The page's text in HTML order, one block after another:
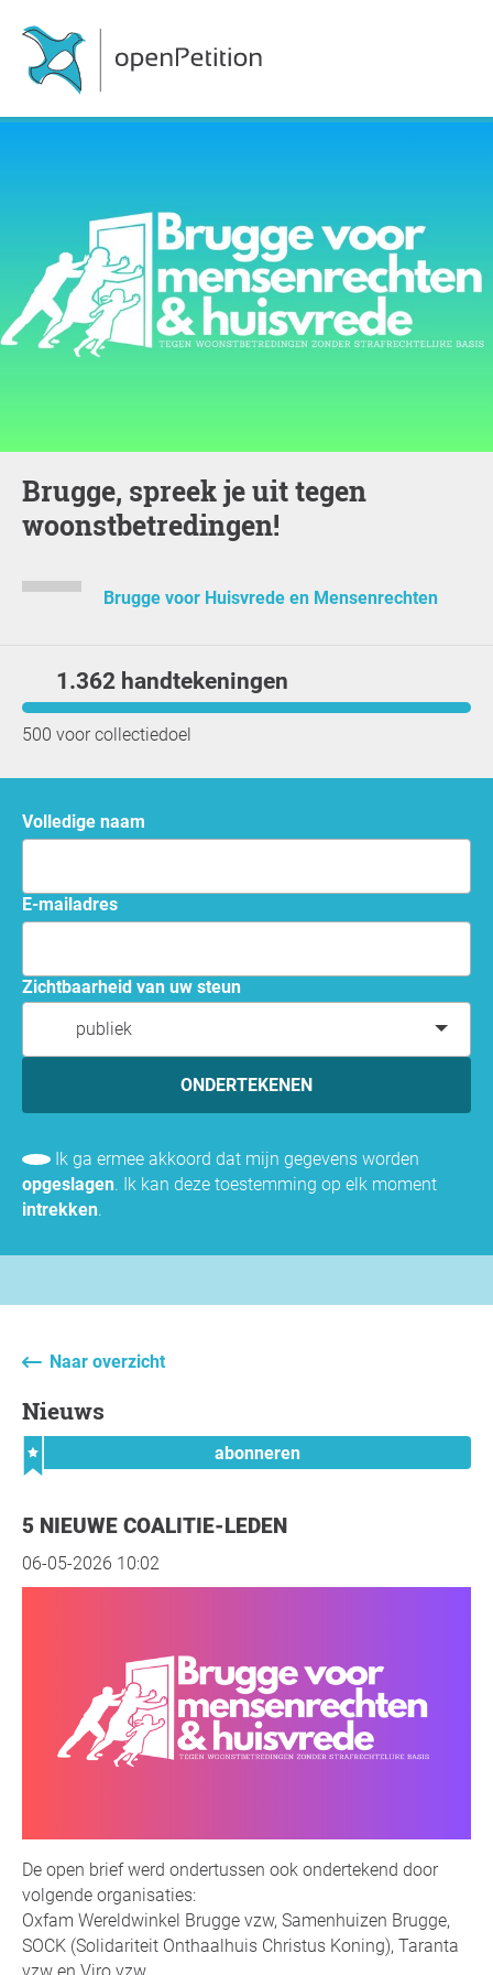
Brugge, spreek je uit tegen
woonstbetredingen!
Brugge voor Huisvrede en Mensenrechten
1.362 handtekeningen
500 voor collectiedoel
Volledige naam
e-mailadres
Zichtbaarheid van uw steun
publiek
ONDERTEKENEN
Ik ga ermee akkoord dat mijn gegevens worden
opgeslagen. Ik kan deze toestemming op elk moment
intrekken.
Naar overzicht
Nieuws
abonneren
5 NIEUWE COALITIE-LEDEN
06-05-2026 10:02
De open brief werd ondertussen ook ondertekend door
volgende organisaties:
Oxfam Wereldwinkel Brugge vzw, Samenhuizen Brugge,
SOCK (Solidariteit Onthaalhuis Christus Koning), Taranta